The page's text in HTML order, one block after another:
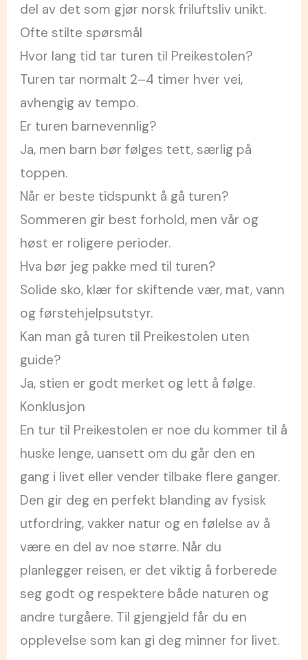
del av det som gjør norsk friluftsliv unikt.
Ofte stilte spørsmål
Hvor lang tid tar turen til Preikestolen?
Turen tar normalt 2–4 timer hver vei,
avhengig av tempo.
Er turen barnevennlig?
Ja, men barn bør følges tett, særlig på
toppen.
Når er beste tidspunkt å gå turen?
Sommeren gir best forhold, men vår og
høst er roligere perioder.
Hva bør jeg pakke med til turen?
Solide sko, klær for skiftende vær, mat, vann
og førstehjelpsutstyr.
Kan man gå turen til Preikestolen uten
guide?
Ja, stien er godt merket og lett å følge.
Konklusjon
En tur til Preikestolen er noe du kommer til å
huske lenge, uansett om du går den en
gang i livet eller vender tilbake flere ganger.
Den gir deg en perfekt blanding av fysisk
utfordring, vakker natur og en følelse av å
være en del av noe større. Når du
planlegger reisen, er det viktig å forberede
seg godt og respektere både naturen og
andre turgåere. Til gjengjeld får du en
opplevelse som kan gi deg minner for livet.